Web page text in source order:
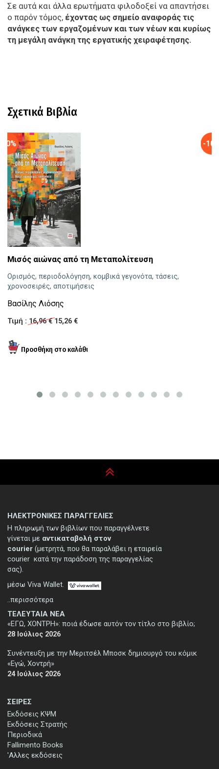
Σε αυτά και άλλα ερωτήματα φιλοδοξεί να απαντήσει
ο παρόν τόμος, έχοντας ως σημείο αναφοράς τις
ανάγκες των εργαζομένων και των νέων και κυρίως
τη μεγάλη ανάγκη της εργατικής χειραφέτησης.
Σχετικά Βιβλία
Μισός αιώνας από τη Μεταπολίτευση
Ορισμός, περιοδολόγηση, κομβικά γεγονότα, τάσεις,
χρονοσειρές, αποτιμήσεις
Βασίλης Λιόσης
Τιμή : 16,96 €15,26 €
-
ΣΕΙΡΕΣ
Εκδόσεις ΚΨΜ
Εκδόσεις Στρατής
Περιοδικά
Fallimento Books
'Αλλες εκδόσεις
ΤΕΛΕΥΤΑΙΑ ΝΕΑ
«ΕΓΩ, ΧΟΝΤΡΗ»: ποιά έδωσε αυτόν τον τίτλο στο βιβλίο;
28 Ιούλιος 2026
Συνέντευξη με την Μεριτσέλ Μποσκ δημιουργό του κόμικ
«Εγώ, Χοντρή»
24 Ιούλιος 2026
ΗΛΕΚΤΡΟΝΙΚΕΣ ΠΑΡΑΓΓΕΛΙΕΣ
Η πληρωμή των βιβλίων που παραγγέλνετε
γίνεται με αντικαταβολή στον
courier (μετρητά, που θα παραλάβει η εταιρεία
courier κατά την παράδοση της παραγγελίας
σας).
μέσω Viva Wallet.
..περισσότερα